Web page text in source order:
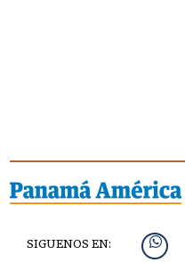
SIGUENOS EN: